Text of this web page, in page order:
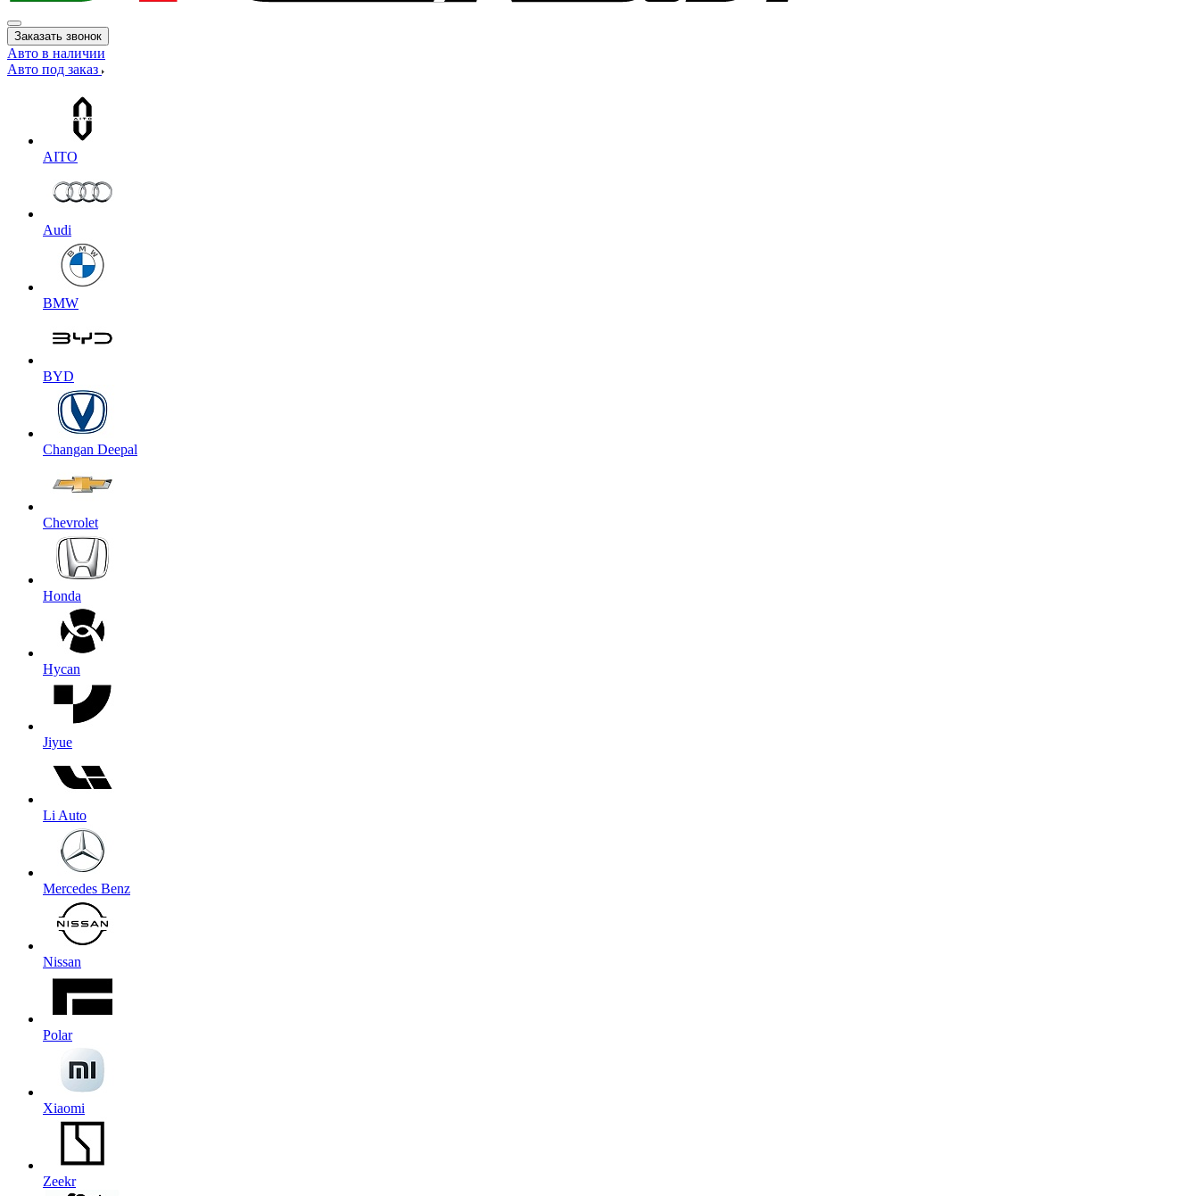
Заказать звонок
Авто в наличии
Авто под заказ
AITO
Audi
BMW
BYD
Changan Deepal
Chevrolet
Honda
Hycan
Jiyue
Li Auto
Mercedes Benz
Nissan
Polar
Xiaomi
Zeekr